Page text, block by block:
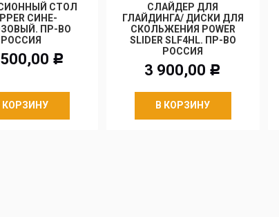
СТОЛ
СИНЕ-
ПР-ВО
РОССИЯ
Р
КОРЗИНУ
СЛАЙДЕР ДЛЯ
ГЛАЙДИНГА/ ДИСКИ ДЛЯ
СКОЛЬЖЕНИЯ POWER
SLIDER SLF4HL. ПР-ВО
РОССИЯ
3 900,00 Р
В КОРЗИНУ